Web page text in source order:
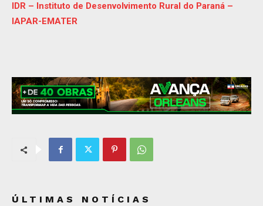
IDR – Instituto de Desenvolvimento Rural do Paraná –
IAPAR-EMATER
ÚLTIMAS NOTÍCIAS